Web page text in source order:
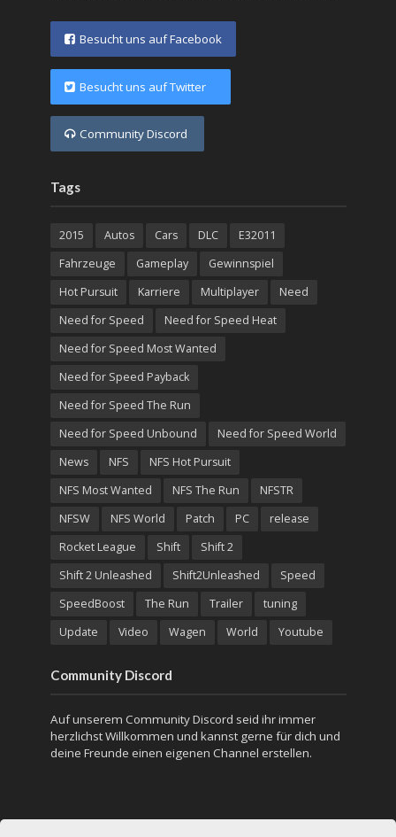
Besucht uns auf Facebook
Besucht uns auf Twitter
Community Discord
Tags
2015 Autos Cars DLC
E32011
Fahrzeuge
Gameplay
Gewinnspiel
Hot Pursuit
Karriere Multiplayer
Need
Need for Speed
Need for Speed Heat
Need for Speed Most Wanted
Need for Speed Payback
Need for Speed The Run
Need for Speed Unbound
Need for Speed World
News
NFS
NFS Hot Pursuit
NFS Most Wanted
NFS The Run
NFSTR
NFSW
NFS World Patch PC
release
Rocket League
Shift
Shift 2
Shift 2 Unleashed
Shift2Unleashed
Speed
SpeedBoost
The Run Trailer
tuning
Update
Video Wagen World Youtube
Community Discord
Auf unserem Community Discord seid ihr immer
herzlichst Willkommen und kannst gerne für dich und
deine Freunde einen eigenen Channel erstellen.